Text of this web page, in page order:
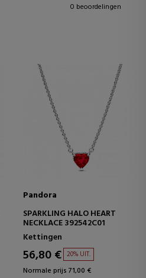
0 beoordelingen
Pandora
SPARKLING HALO HEART
NECKLACE 392542C01
Kettingen
56,80 € 20% UIT.
Normale prijs 71,00 €